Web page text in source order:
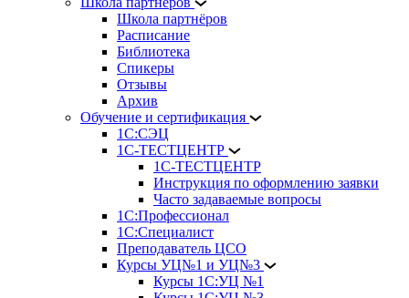
Школа партнёров
Расписание
Библиотека
Спикеры
Отзывы
Архив
Обучение и сертификация
1С:СЭЦ
1С-ТЕСТЦЕНТР
1С-ТЕСТЦЕНТР
Инструкция по оформлению заявки
Часто задаваемые вопросы
1С:Профессионал
1С:Специалист
Преподаватель ЦСО
Курсы УЦ№1 и УЦ№3
Курсы 1С:УЦ №1